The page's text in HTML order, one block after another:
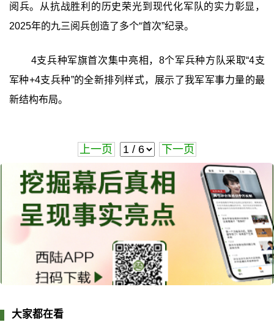
阅兵。从抗战胜利的历史荣光到现代化军队的实力彰显，
2025年的九三阅兵创造了多个“首次”纪录。
4支兵种军旗首次集中亮相，8个军兵种方队采取“4支
军种+4支兵种”的全新排列样式，展示了我军军事力量的最
新结构布局。
上一页 下一页
大家都在看